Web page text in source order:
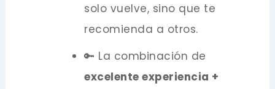
solo vuelve, sino que te
recomienda a otros.
🔑 La combinación de
excelente experiencia +